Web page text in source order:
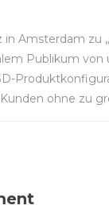
in Amsterdam zu
Publikum von
ohne zu